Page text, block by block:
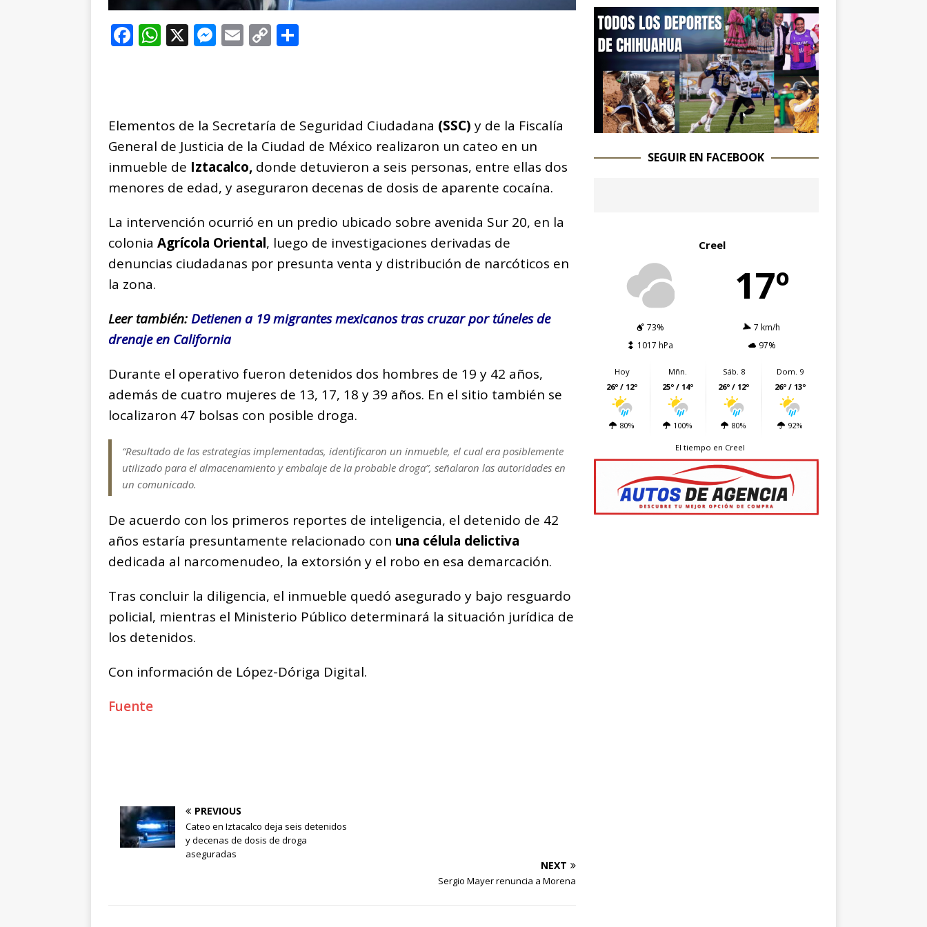
F
b
o
o
k
W
A
p
p
X M
n
g
e
r
E C
Li
n
k
ar
ti
r
Elementos de la Secretaría de Seguridad Ciudadana (SSC) y de la Fiscalía
General de Justicia de la Ciudad de México realizaron un cateo en un
inmueble de Iztacalco, donde detuvieron a seis personas, entre ellas dos
menores de edad, y aseguraron decenas de dosis de aparente cocaína.
La intervención ocurrió en un predio ubicado sobre avenida Sur 20, en la
colonia Agrícola Oriental, luego de investigaciones derivadas de
denuncias ciudadanas por presunta venta y distribución de narcóticos en
la zona.
Leer también:Detienen a 19 migrantes mexicanos tras cruzar por túneles de
drenaje en California
Durante el operativo fueron detenidos dos hombres de 19 y 42 años,
además de cuatro mujeres de 13, 17, 18 y 39 años. En el sitio también se
localizaron 47 bolsas con posible droga.
“Resultado de las estrategias implementadas, identificaron un inmueble, el cual era posiblemente
utilizado para el almacenamiento y embalaje de la probable droga”, señalaron las autoridades en
un comunicado.
De acuerdo con los primeros reportes de inteligencia, el detenido de 42
años estaría presuntamente relacionado con una célula delictiva
dedicada al narcomenudeo, la extorsión y el robo en esa demarcación.
Tras concluir la diligencia, el inmueble quedó asegurado y bajo resguardo
policial, mientras el Ministerio Público determinará la situación jurídica de
los detenidos.
Con información de López-Dóriga Digital.
Fuente
PREVIOUS
Cateo en Iztacalco deja seis detenidos
y decenas de dosis de droga
aseguradas
NEXT
Sergio Mayer renuncia a Morena
SEGUIR EN FACEBOOK
Creel
17º
73%
7 km/h
1017 hPa
97%
Hoy
26º / 12º
80%
Mñn.
25º / 14º
100%
Sáb. 8
26º / 12º
80%
Dom. 9
26º / 13º
92%
El tiempo en Creel